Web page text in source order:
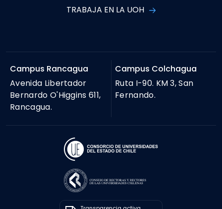
TRABAJA EN LA UOH
Campus Rancagua
Avenida Libertador
Bernardo O'Higgins 611,
Rancagua.
Campus Colchagua
Ruta I-90. KM 3, San
Fernando.